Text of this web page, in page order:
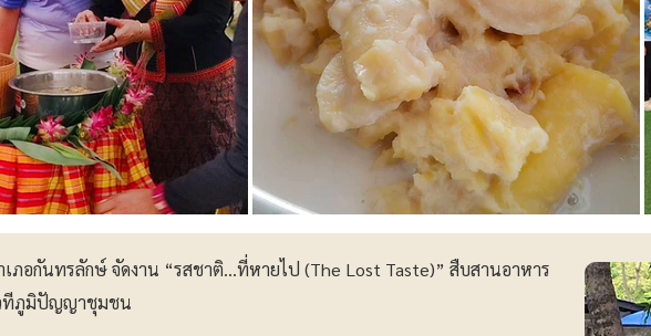
ภอกันทรลักษ์ จัดงาน “รสชาติ...ที่หายไป (The Lost Taste)” สืบสานอาหาร
ทีภูมิปัญญาชุมชน